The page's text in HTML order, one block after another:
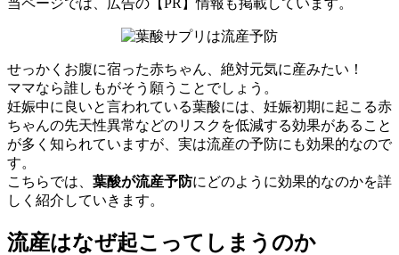
せっかくお腹に宿った赤ちゃん、絶対元気に産みたい！
ママなら誰しもがそう願うことでしょう。
妊娠中に良いと言われている葉酸には、妊娠初期に起こる赤
ちゃんの先天性異常などのリスクを低減する効果があること
が多く知られていますが、実は流産の予防にも効果的なので
す。
こちらでは、 葉酸が流産予防にどのように効果的なのかを詳
しく紹介していきます。
流産はなぜ起こってしまうのか